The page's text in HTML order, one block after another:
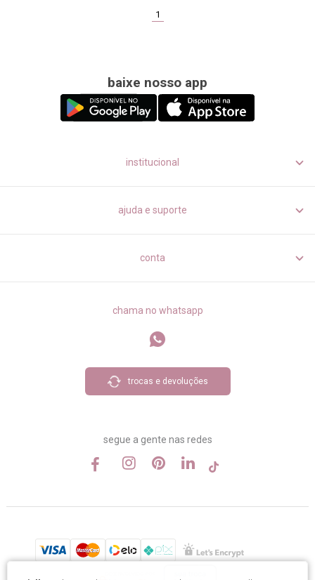
1
baixe nosso app
institucional
ajuda e suporte
conta
chama no whatsapp
trocas e devoluções
segue a gente nas redes